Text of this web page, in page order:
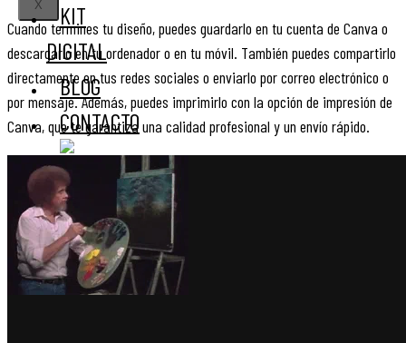
X
KIT
DIGITAL
BLOG
CONTACTO
Cuando termines tu diseño, puedes guardarlo en tu cuenta de Canva o
descargarlo en tu ordenador o en tu móvil. También puedes compartirlo
directamente en tus redes sociales o enviarlo por correo electrónico o
por mensaje. Además, puedes imprimirlo con la opción de impresión de
Canva, que te garantiza una calidad profesional y un envío rápido.